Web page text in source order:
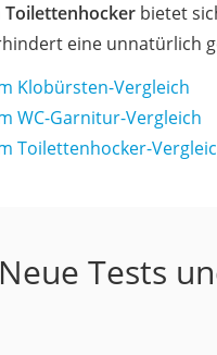
Toilettenhocker bietet
eine unnatürlich
Klobürsten-Vergleich
WC-Garnitur-Vergleich
Toilettenhocker-
Neue Tests